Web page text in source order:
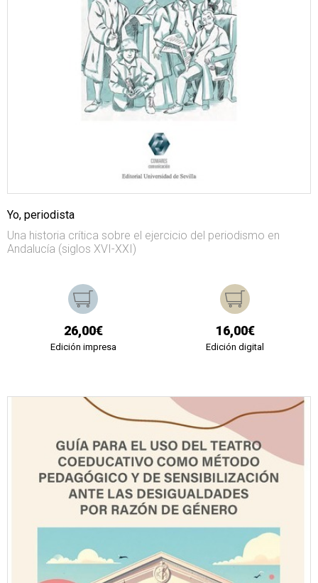
Yo, periodista
Una historia crítica sobre el ejercicio del periodismo en
Andalucía (siglos XVI-XXI)
26,00€
Edición impresa
16,00€
Edición digital